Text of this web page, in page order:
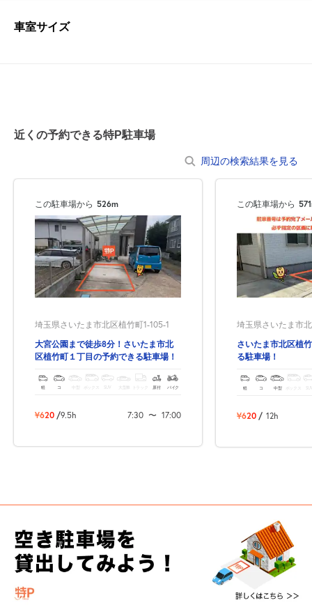
車室サイズ
近くの予約できる特P駐車場
周辺の検索結果を見る
この駐車場から 526m
埼玉県さいたま市北区植竹町1-105-1
大宮公園まで徒歩8分！さいたま市北
区植竹町１丁目の予約できる駐車場！
軽 コ ボックス SUV トラック 原付 バイク
¥620 /9.5h 7:30 〜 17:00
この駐車場から
埼玉県さいたま市
さいたま市北区植
る駐車場！
軽 コ 中型 ボックス
¥620 / 12h
貸出しませんか
売上GET！ 費用ゼロ